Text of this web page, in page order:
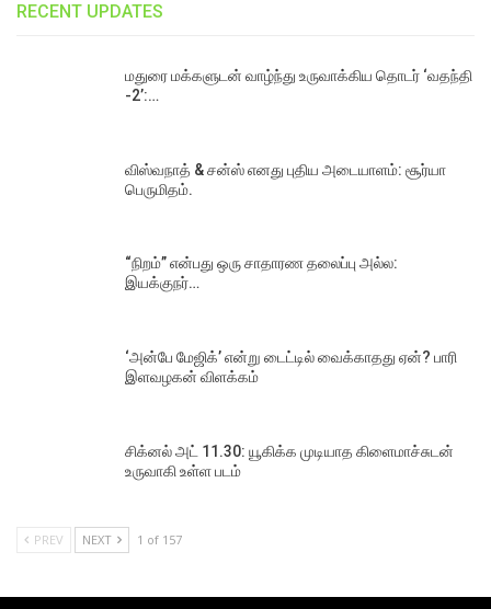
RECENT UPDATES
மதுரை மக்களுடன் வாழ்ந்து உருவாக்கிய தொடர் ‘வதந்தி
-2’:…
விஸ்வநாத் & சன்ஸ் எனது புதிய அடையாளம்: சூர்யா
பெருமிதம்.
“நிறம்” என்பது ஒரு சாதாரண தலைப்பு அல்ல:
இயக்குநர்…
‘அன்பே மேஜிக்’ என்று டைட்டில் வைக்காதது ஏன்? பாரி
இளவழகன் விளக்கம்
சிக்னல் அட் 11.30: யூகிக்க முடியாத கிளைமாச்சுடன்
உருவாகி உள்ள படம்
PREV NEXT 1 of 157